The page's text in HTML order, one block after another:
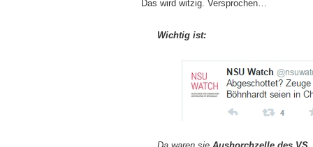
Das wird witzig. Versprochen…
Wichtig ist: